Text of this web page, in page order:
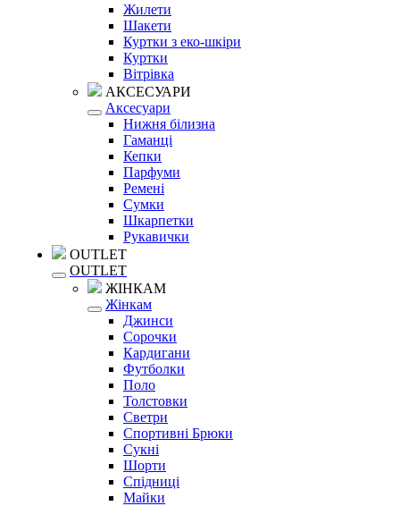
Жилети
Шакети
Куртки з еко-шкіри
Куртки
Вітрівка
АКСЕСУАРИ
Аксесуари
Нижня білизна
Гаманці
Кепки
Парфуми
Ремені
Сумки
Шкарпетки
Рукавички
OUTLET
OUTLET
ЖІНКАМ
Жінкам
Джинси
Сорочки
Кардигани
Футболки
Поло
Толстовки
Светри
Спортивні Брюки
Сукні
Шорти
Спідниці
Майки